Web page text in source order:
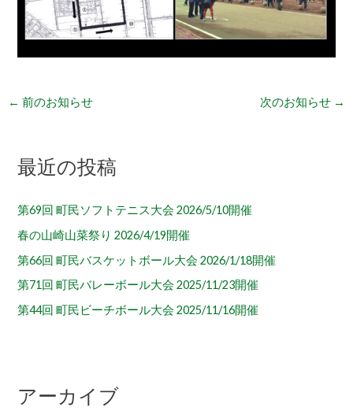
← 前のお知らせ 次のお知らせ →
最近の投稿
第69回 町民ソフトテニス大会 2026/5/10開催
春の山崎山菜祭り 2026/4/19開催
第66回 町民バスケットボール大会 2026/1/18開催
第71回 町民バレーボール大会 2025/11/23開催
第44回 町民ビーチボール大会 2025/11/16開催
アーカイブ